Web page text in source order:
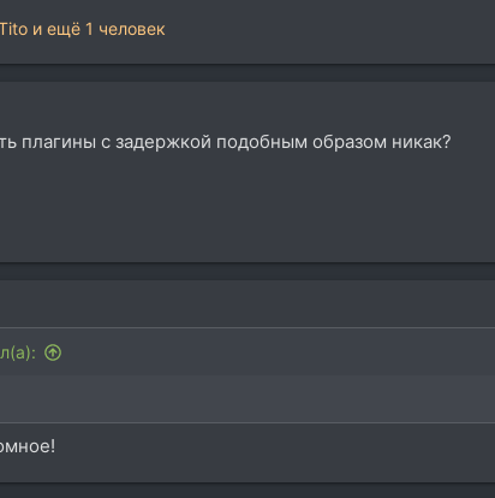
и ещё 1 человек
плагины с задержкой подобным образом никак?